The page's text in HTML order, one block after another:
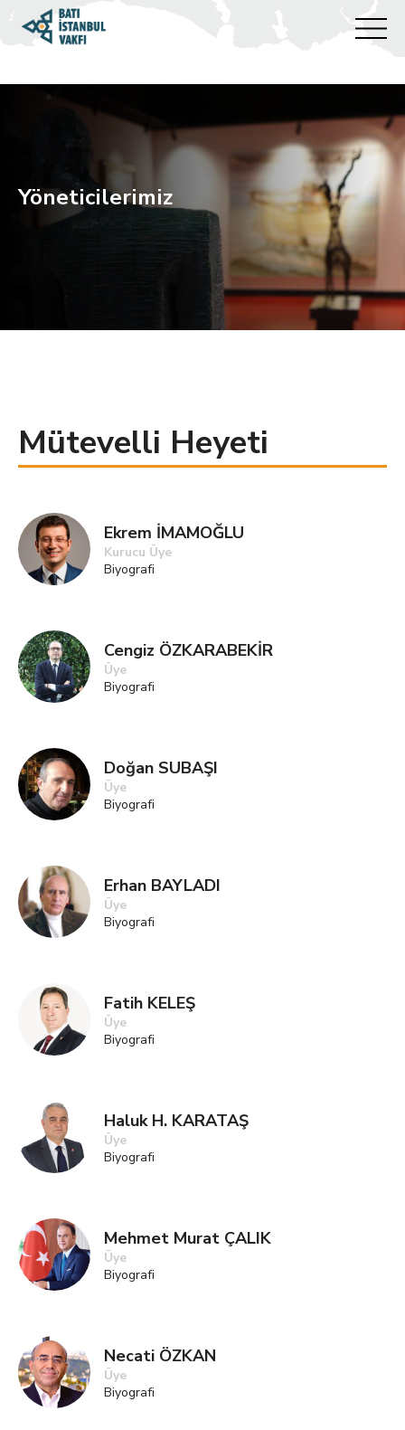
Yöneticilerimiz
Mütevelli Heyeti
Ekrem İMAMOĞLU
Kurucu Üye
Biyografi
Cengiz ÖZKARABEKİR
Üye
Biyografi
Doğan SUBAŞI
Üye
Biyografi
Erhan BAYLADI
Üye
Biyografi
Fatih KELEŞ
Üye
Biyografi
Haluk H. KARATAŞ
Üye
Biyografi
Mehmet Murat ÇALIK
Üye
Biyografi
Necati ÖZKAN
Üye
Biyografi